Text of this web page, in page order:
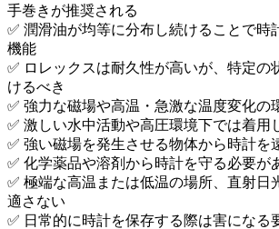
手巻きが推奨される
✅ 潤滑油が均等に分布し続けることで時
機能
✅ ロレックスは耐久性が高いが、特定の
けるべき
✅ 強力な磁場や高温・急激な温度変化の
✅ 激しい水中活動や高圧環境下では着用
✅ 強い磁場を発生させる物体から時計を
✅ 化学薬品や溶剤から時計を守る必要が
✅ 極端な高温または低温の場所、直射日
適さない
✅ 日常的に時計を保存する際は害になる